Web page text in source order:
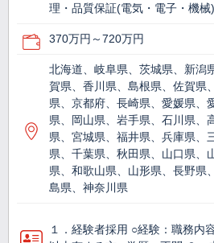
理・品質保証(電気・電子・機械)
370万円～720万円
北海道、岐阜県、茨城県、新潟
賀県、香川県、島根県、佐賀県
県、京都府、長崎県、愛媛県、
県、岡山県、岩手県、石川県、
県、宮城県、福井県、兵庫県、
県、千葉県、秋田県、山口県、
県、和歌山県、山形県、長野県
島県、神奈川県
１．経験者採用 ○経験：職務内